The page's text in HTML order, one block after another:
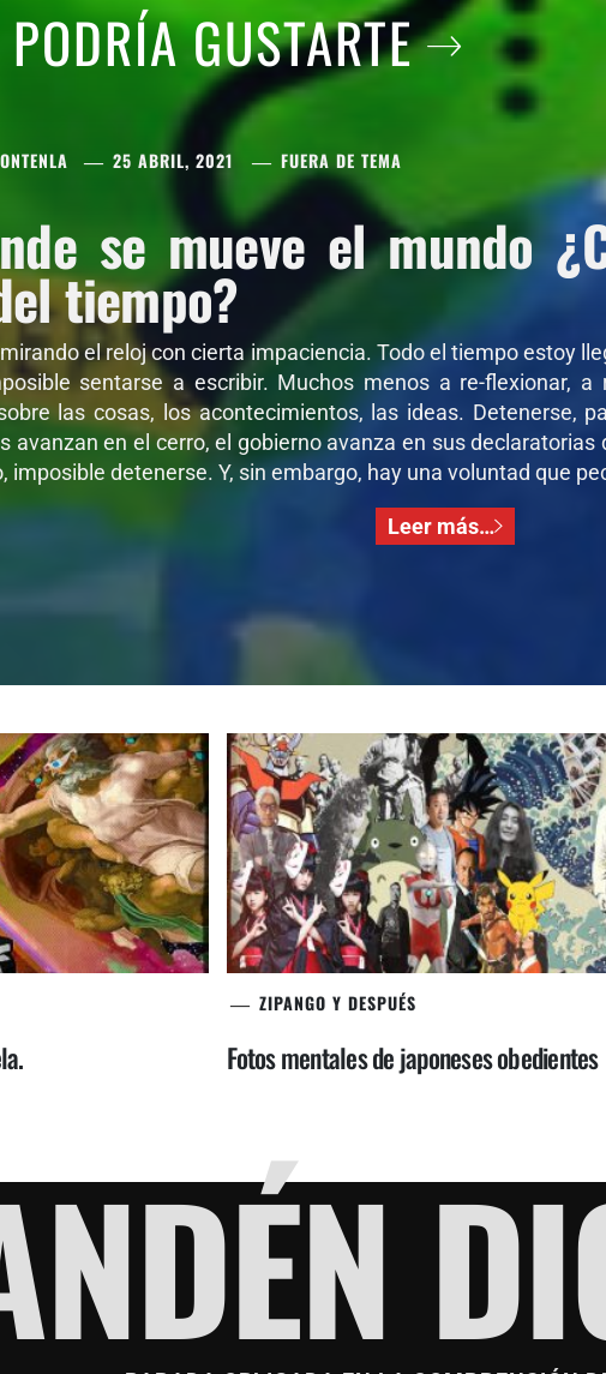
GUSTARTE
25 ABRIL, 2021 FUERA DE TEMA
se mueve el mundo
tiempo?
el reloj con cierta impaciencia. Todo el tiempo estoy
sentarse a escribir. Muchos menos a re-flexionar,
las cosas, los acontecimientos, las ideas. Detenerse,
avanzan en el cerro, el gobierno avanza en sus
imposible detenerse. Y, sin embargo, hay una voluntad que
Leer más…
ZIPANGO Y DESPUÉS
Fotos mentales de japoneses obedientes